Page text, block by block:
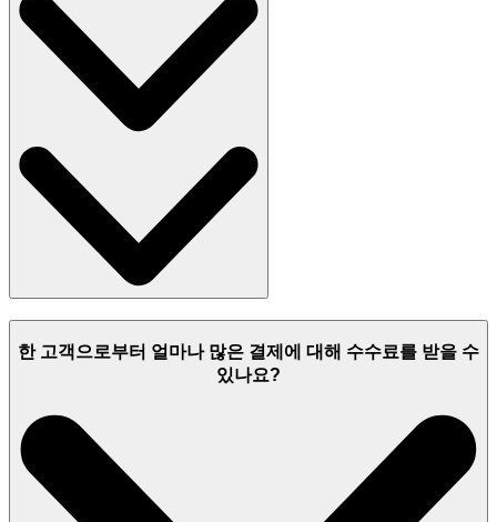
한 고객으로부터 얼마나 많은 결제에 대해 수수료를 받을 수
있나요?